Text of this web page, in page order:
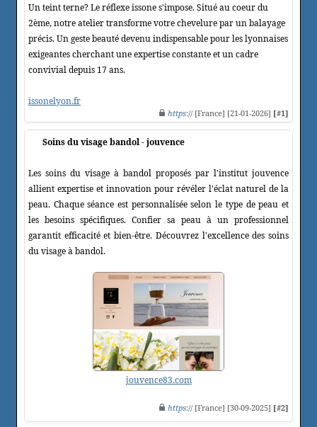
Un teint terne? Le réflexe issone s'impose. Situé au coeur du
2ème, notre atelier transforme votre chevelure par un balayage
précis. Un geste beauté devenu indispensable pour les lyonnaises
exigeantes cherchant une expertise constante et un cadre
convivial depuis 17 ans.
issonelyon.fr
https:// [France] [21-01-2026] [#1]
Soins du visage bandol - jouvence
Les soins du visage à bandol proposés par l'institut jouvence
allient expertise et innovation pour révéler l'éclat naturel de la
peau. Chaque séance est personnalisée selon le type de peau et
les besoins spécifiques. Confier sa peau à un professionnel
garantit efficacité et bien-être. Découvrez l'excellence des soins
du visage à bandol.
jouvence83.com
https:// [France] [30-09-2025] [#2]